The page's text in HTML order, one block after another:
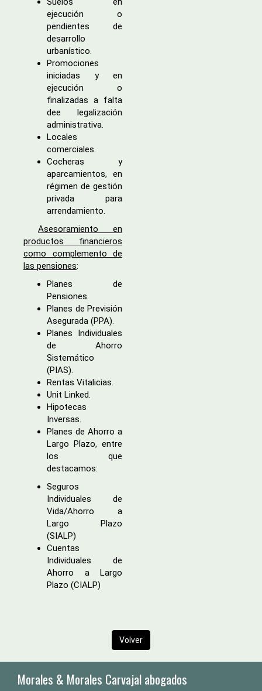
ejecución o
pendientes de
desarrollo
urbanístico.
Promociones
iniciadas y en
ejecución o
finalizadas a falta
dee legalización
administrativa.
Locales
comerciales.
Cocheras y
aparcamientos, en
régimen de gestión
privada para
arrendamiento.
Asesoramiento en
productos financieros
como complemento de
las pensiones:
Planes de
Pensiones.
Planes de Previsión
Asegurada (PPA).
Planes Individuales
de Ahorro
Sistemático
(PIAS).
Rentas Vitalicias.
Unit Linked.
Hipotecas
Inversas.
Planes de Ahorro a
Largo Plazo, entre
los que
destacamos:
Seguros
Individuales de
Vida/Ahorro a
Largo Plazo
(SIALP)
Cuentas
Individuales de
Ahorro a Largo
Plazo (CIALP)
Volver
Morales & Morales Carvajal abogados